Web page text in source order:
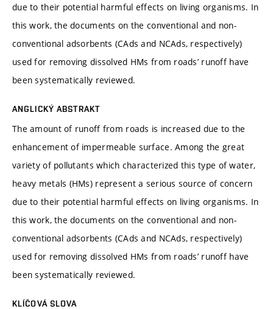
due to their potential harmful effects on living organisms. In
this work, the documents on the conventional and non-
conventional adsorbents (CAds and NCAds, respectively)
used for removing dissolved HMs from roads’ runoff have
been systematically reviewed.
ANGLICKÝ ABSTRAKT
The amount of runoff from roads is increased due to the
enhancement of impermeable surface. Among the great
variety of pollutants which characterized this type of water,
heavy metals (HMs) represent a serious source of concern
due to their potential harmful effects on living organisms. In
this work, the documents on the conventional and non-
conventional adsorbents (CAds and NCAds, respectively)
used for removing dissolved HMs from roads’ runoff have
been systematically reviewed.
KLÍČOVÁ SLOVA